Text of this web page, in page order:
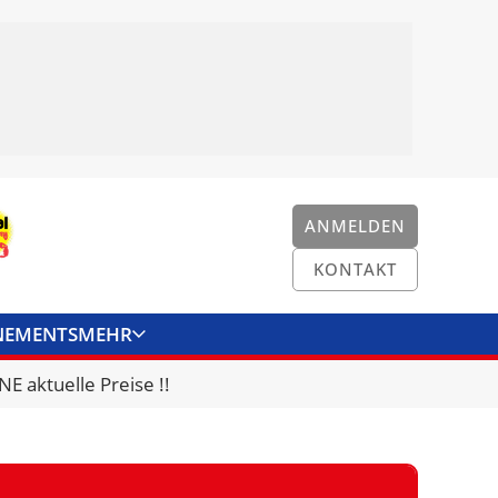
ANMELDEN
KONTAKT
MEHR
KONTAKT
aktuelle Preise !!